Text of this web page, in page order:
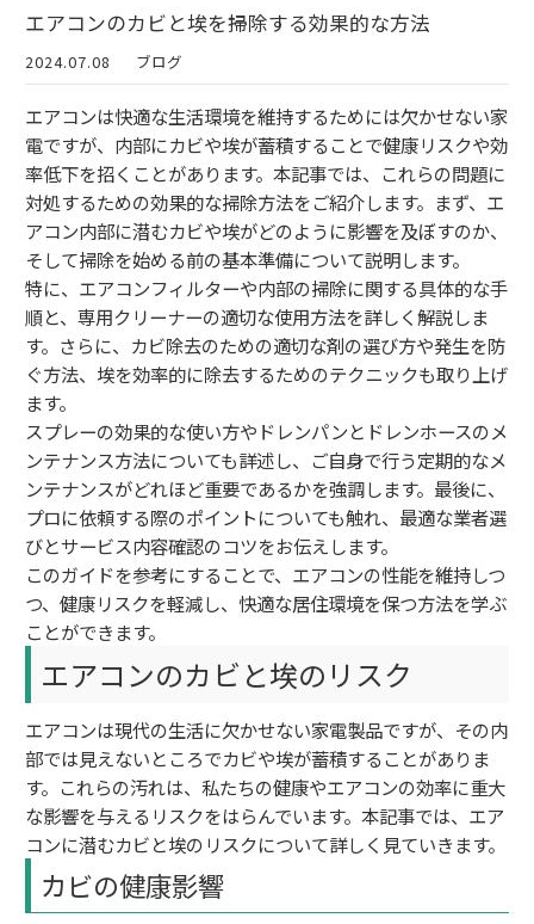
エアコンのカビと埃を掃除する効果的な方法
2024.07.08 ブログ
エアコンは快適な生活環境を維持するためには欠かせない家
電ですが、内部にカビや埃が蓄積することで健康リスクや効
率低下を招くことがあります。本記事では、これらの問題に
対処するための効果的な掃除方法をご紹介します。まず、エ
アコン内部に潜むカビや埃がどのように影響を及ぼすのか、
そして掃除を始める前の基本準備について説明します。
特に、エアコンフィルターや内部の掃除に関する具体的な手
順と、専用クリーナーの適切な使用方法を詳しく解説しま
す。さらに、カビ除去のための適切な剤の選び方や発生を防
ぐ方法、埃を効率的に除去するためのテクニックも取り上げ
ます。
スプレーの効果的な使い方やドレンパンとドレンホースのメ
ンテナンス方法についても詳述し、ご自身で行う定期的なメ
ンテナンスがどれほど重要であるかを強調します。最後に、
プロに依頼する際のポイントについても触れ、最適な業者選
びとサービス内容確認のコツをお伝えします。
このガイドを参考にすることで、エアコンの性能を維持しつ
つ、健康リスクを軽減し、快適な居住環境を保つ方法を学ぶ
ことができます。
エアコンのカビと埃のリスク
エアコンは現代の生活に欠かせない家電製品ですが、その内
部では見えないところでカビや埃が蓄積することがありま
す。これらの汚れは、私たちの健康やエアコンの効率に重大
な影響を与えるリスクをはらんでいます。本記事では、エア
コンに潜むカビと埃のリスクについて詳しく見ていきます。
カビの健康影響